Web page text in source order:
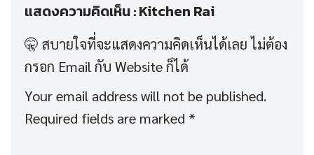
แสดงความคิดเห็น : Kitchen Rai
Your email address will not be published.
Required fields are marked *